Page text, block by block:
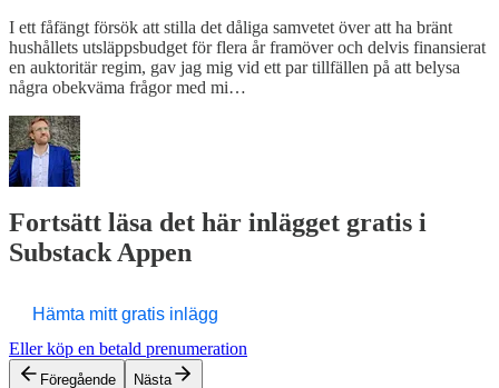
I ett fåfängt försök att stilla det dåliga samvetet över att ha bränt
hushållets utsläppsbudget för flera år framöver och delvis finansierat
en auktoritär regim, gav jag mig vid ett par tillfällen på att belysa
några obekväma frågor med mi…
Fortsätt läsa det här inlägget gratis i
Substack Appen
Hämta mitt gratis inlägg
Eller köp en betald prenumeration
Föregående Nästa